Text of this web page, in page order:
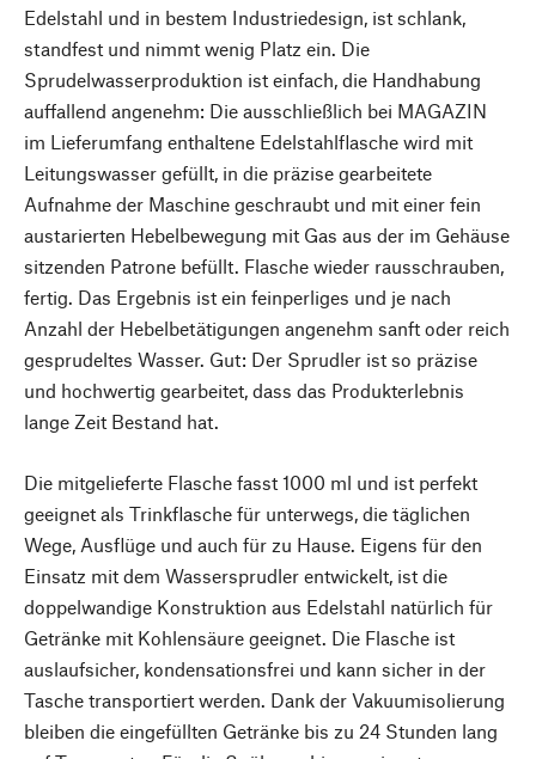
Edelstahl und in bestem Industriedesign, ist schlank,
standfest und nimmt wenig Platz ein. Die
Sprudelwasserproduktion ist einfach, die Handhabung
auffallend angenehm: Die ausschließlich bei MAGAZIN
im Lieferumfang enthaltene Edelstahlflasche wird mit
Leitungswasser gefüllt, in die präzise gearbeitete
Aufnahme der Maschine geschraubt und mit einer fein
austarierten Hebelbewegung mit Gas aus der im Gehäuse
sitzenden Patrone befüllt. Flasche wieder rausschrauben,
fertig. Das Ergebnis ist ein feinperliges und je nach
Anzahl der Hebelbetätigungen angenehm sanft oder reich
gesprudeltes Wasser. Gut: Der Sprudler ist so präzise
und hochwertig gearbeitet, dass das Produkterlebnis
lange Zeit Bestand hat.
Die mitgelieferte Flasche fasst 1000 ml und ist perfekt
geeignet als Trinkflasche für unterwegs, die täglichen
Wege, Ausflüge und auch für zu Hause. Eigens für den
Einsatz mit dem Wassersprudler entwickelt, ist die
doppelwandige Konstruktion aus Edelstahl natürlich für
Getränke mit Kohlensäure geeignet. Die Flasche ist
auslaufsicher, kondensationsfrei und kann sicher in der
Tasche transportiert werden. Dank der Vakuumisolierung
bleiben die eingefüllten Getränke bis zu 24 Stunden lang